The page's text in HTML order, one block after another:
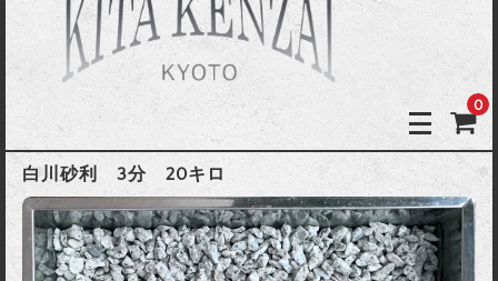
0
白川砂利 3分 20キロ